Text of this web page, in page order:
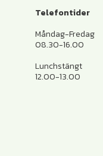
Telefontider
Måndag-Fredag
08.30-16.00
Lunchstängt
12.00-13.00